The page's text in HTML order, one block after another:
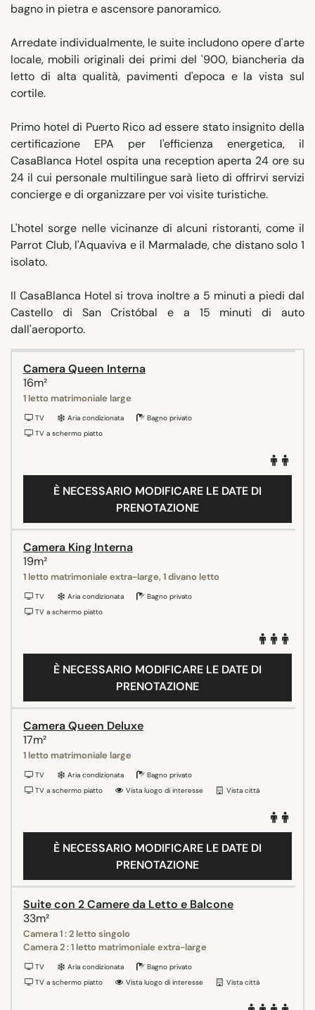
bagno in pietra e ascensore panoramico.
Arredate individualmente, le suite includono opere d'arte
locale, mobili originali dei primi del '900, biancheria da
letto di alta qualità, pavimenti d'epoca e la vista sul
cortile.
Primo hotel di Puerto Rico ad essere stato insignito della
certificazione EPA per l'efficienza energetica, il
CasaBlanca Hotel ospita una reception aperta 24 ore su
24 il cui personale multilingue sarà lieto di offrirvi servizi
concierge e di organizzare per voi visite turistiche.
L'hotel sorge nelle vicinanze di alcuni ristoranti, come il
Parrot Club, l'Aquaviva e il Marmalade, che distano solo 1
isolato.
Il CasaBlanca Hotel si trova inoltre a 5 minuti a piedi dal
Castello di San Cristóbal e a 15 minuti di auto
dall'aeroporto.
Camera Queen Interna
16m²
1 letto matrimoniale large
TV Aria condizionata
Bagno privato
TV a schermo piatto
È NECESSARIO MODIFICARE LE DATE DI
PRENOTAZIONE
Camera King Interna
19m²
1 letto matrimoniale extra-large, 1 divano letto
TV Aria condizionata
Bagno privato
TV a schermo piatto
È NECESSARIO MODIFICARE LE DATE DI
PRENOTAZIONE
Camera Queen Deluxe
17m²
1 letto matrimoniale large
TV Aria condizionata
Bagno privato
TV a schermo piatto
Vista luogo di interesse Vista città
È NECESSARIO MODIFICARE LE DATE DI
PRENOTAZIONE
Suite con 2 Camere da Letto e Balcone
33m²
Camera 1 : 2 letto singolo
Camera 2 : 1 letto matrimoniale extra-large
TV Aria condizionata
Bagno privato
TV a schermo piatto
Vista luogo di interesse Vista città